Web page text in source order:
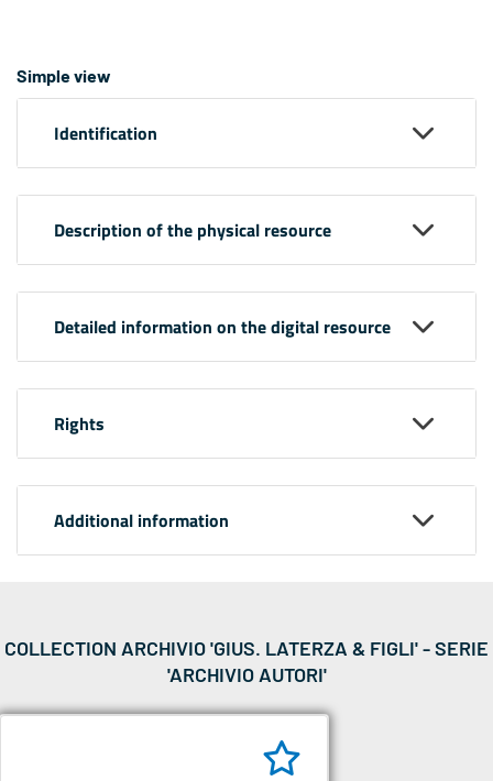
Simple view
Identification
Description of the physical resource
Detailed information on the digital resource
Rights
Additional information
COLLECTION ARCHIVIO 'GIUS. LATERZA & FIGLI' - SERIE
'ARCHIVIO AUTORI'